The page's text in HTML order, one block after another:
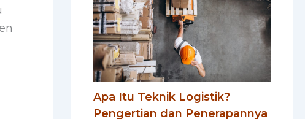
Apa Itu Teknik Logistik?
Pengertian dan Penerapannya